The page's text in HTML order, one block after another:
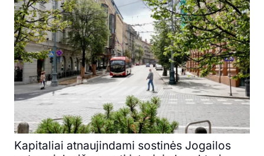
Kapitaliai atnaujindami sostinės Jogailos